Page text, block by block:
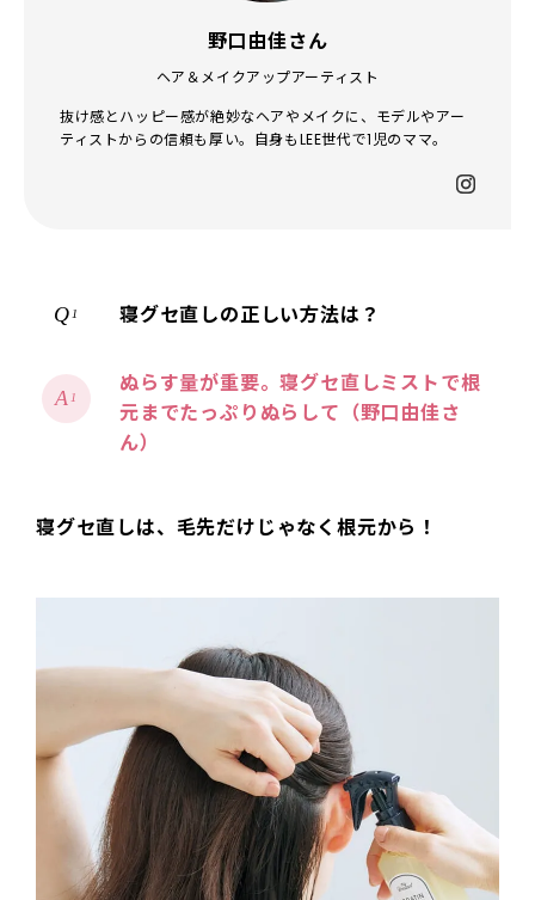
野口由佳さん
ヘア＆メイクアップアーティスト
抜け感とハッピー感が絶妙なヘアやメイクに、モデルやアー
ティストからの信頼も厚い。自身もLEE世代で1児のママ。
1 寝グセ直しの正しい方法は？
1
ぬらす量が重要。寝グセ直しミストで根
元までたっぷりぬらして（野口由佳さ
ん）
寝グセ直しは、毛先だけじゃなく根元から！